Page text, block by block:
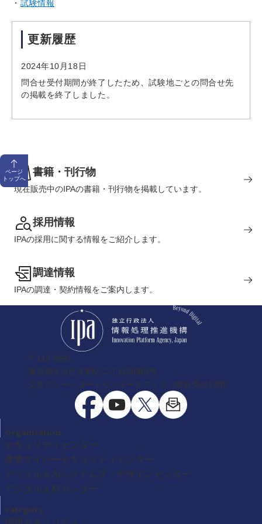
試験情報
更新履歴
2024年10月18日
問合せ受付期間が終了したため、試験地ごとの問合せ先
の掲載を終了しました。
ページ
トップへ
書籍・刊行物
現在販売中のIPAの書籍・刊行物を掲載しています。
採用情報
IPAの採用に関する情報をご紹介します。
調達情報
IPAの調達・契約情報をご案内します。
〒113-6591
東京都文京区本駒込二丁目28番8号
文京グリーンコートセンターオフィス（総合受付13階）
organization
セキュリティセンター
産業サイバーセキュリティセンター
デジタル＆AIシステムズ・デザインセンター
デジタル人材センター
category
情報セキュリティ